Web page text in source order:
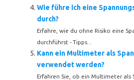
Wie führe ich eine
durch?
Erfahre, wie du ohne Risiko eine
durchführst - Tipps...
Kann ein Multimeter als
verwendet werden?
Erfahren Sie, ob ein Multimeter als